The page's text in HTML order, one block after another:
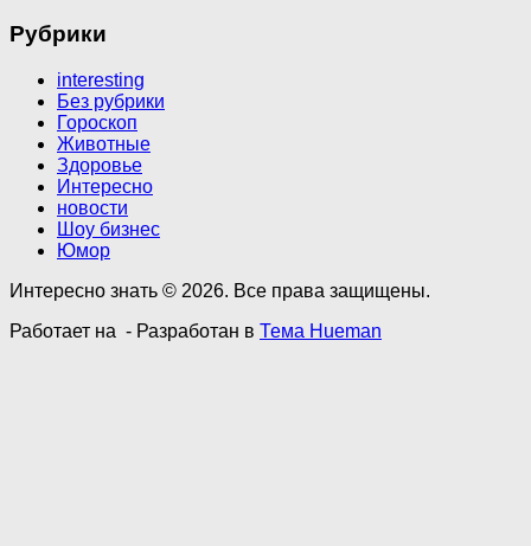
Рубрики
interesting
Без рубрики
Гороскоп
Животные
Здоровье
Интересно
новости
Шоу бизнес
Юмор
Интересно знать © 2026. Все права защищены.
Работает на - Разработан в Тема Hueman